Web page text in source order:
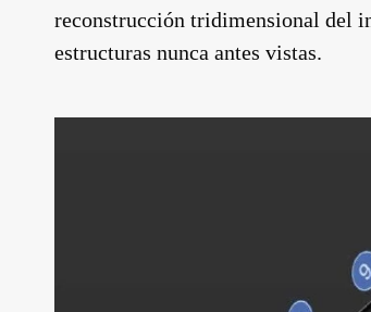
reconstrucción tridimensional del
estructuras nunca antes vistas.